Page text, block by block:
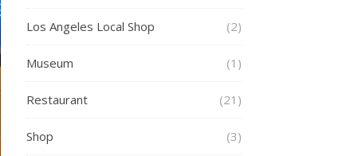
Los Angeles Local Shop (2)
Museum (1)
Restaurant (21)
Shop (3)